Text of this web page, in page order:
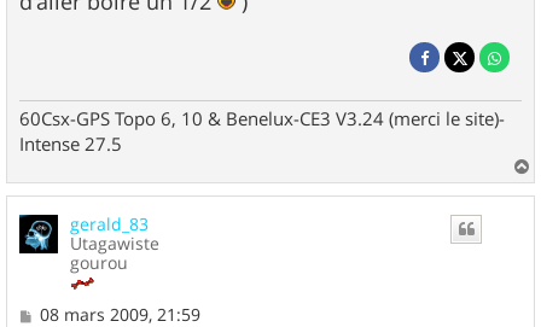
60Csx-GPS Topo 6, 10 & Benelux-CE3 V3.24 (merci le site)-
Intense 27.5
a
u
gerald_83
Utagawiste
gourou
M
08 mars 2009, 21:59